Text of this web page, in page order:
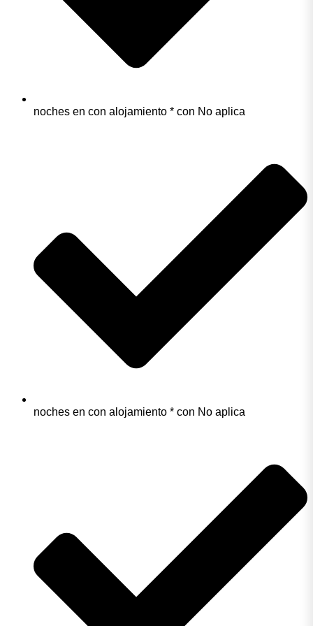
noches en con alojamiento * con No aplica
noches en con alojamiento * con No aplica